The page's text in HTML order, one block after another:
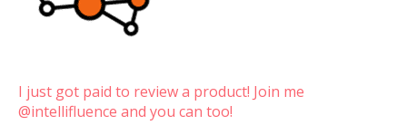
I just got paid to review a product! Join me
@intellifluence and you can too!